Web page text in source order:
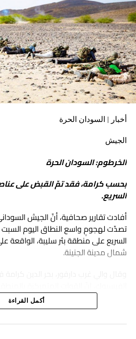
أخبار | السودان الحرة
الجيش
الخرطوم: السودان الحرة
بحسب كرامة، فقد تمّ القبض على
السريع.
أفادت تقارير صحافية، أنّ الجيش
تصدّت لهجومٍ واسع النطاق اليوم السبت
شمال مدينة الجنينة.
خسائر فادحة في الأرواح والمعدات
عدد من عناصر الدعم السريع وحققت
الشمالي الغربي.
أكمل القراءة